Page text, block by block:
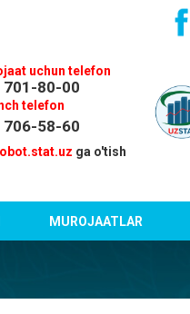
uchun telefon
701-80-00
telefon
706-58-60
ga o'tish
MUROJAATLAR